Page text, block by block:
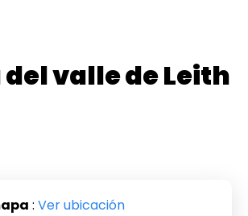
del valle de Leith
: Ver ubicación